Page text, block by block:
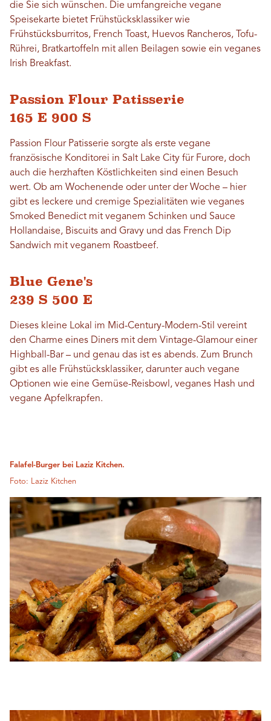
die Sie sich wünschen. Die umfangreiche vegane
Speisekarte bietet Frühstücksklassiker wie
Frühstücksburritos, French Toast, Huevos Rancheros, Tofu-
Rührei, Bratkartoffeln mit allen Beilagen sowie ein veganes
Irish Breakfast.
Passion Flour Patisserie
165 E 900 S
Passion Flour Patisserie sorgte als erste vegane
französische Konditorei in Salt Lake City für Furore, doch
auch die herzhaften Köstlichkeiten sind einen Besuch
wert. Ob am Wochenende oder unter der Woche – hier
gibt es leckere und cremige Spezialitäten wie veganes
Smoked Benedict mit veganem Schinken und Sauce
Hollandaise, Biscuits and Gravy und das French Dip
Sandwich mit veganem Roastbeef.
Blue Gene's
239 S 500 E
Dieses kleine Lokal im Mid-Century-Modern-Stil vereint
den Charme eines Diners mit dem Vintage-Glamour einer
Highball-Bar – und genau das ist es abends. Zum Brunch
gibt es alle Frühstücksklassiker, darunter auch vegane
Optionen wie eine Gemüse-Reisbowl, veganes Hash und
vegane Apfelkrapfen.
Falafel-Burger bei Laziz Kitchen.
Foto: Laziz Kitchen